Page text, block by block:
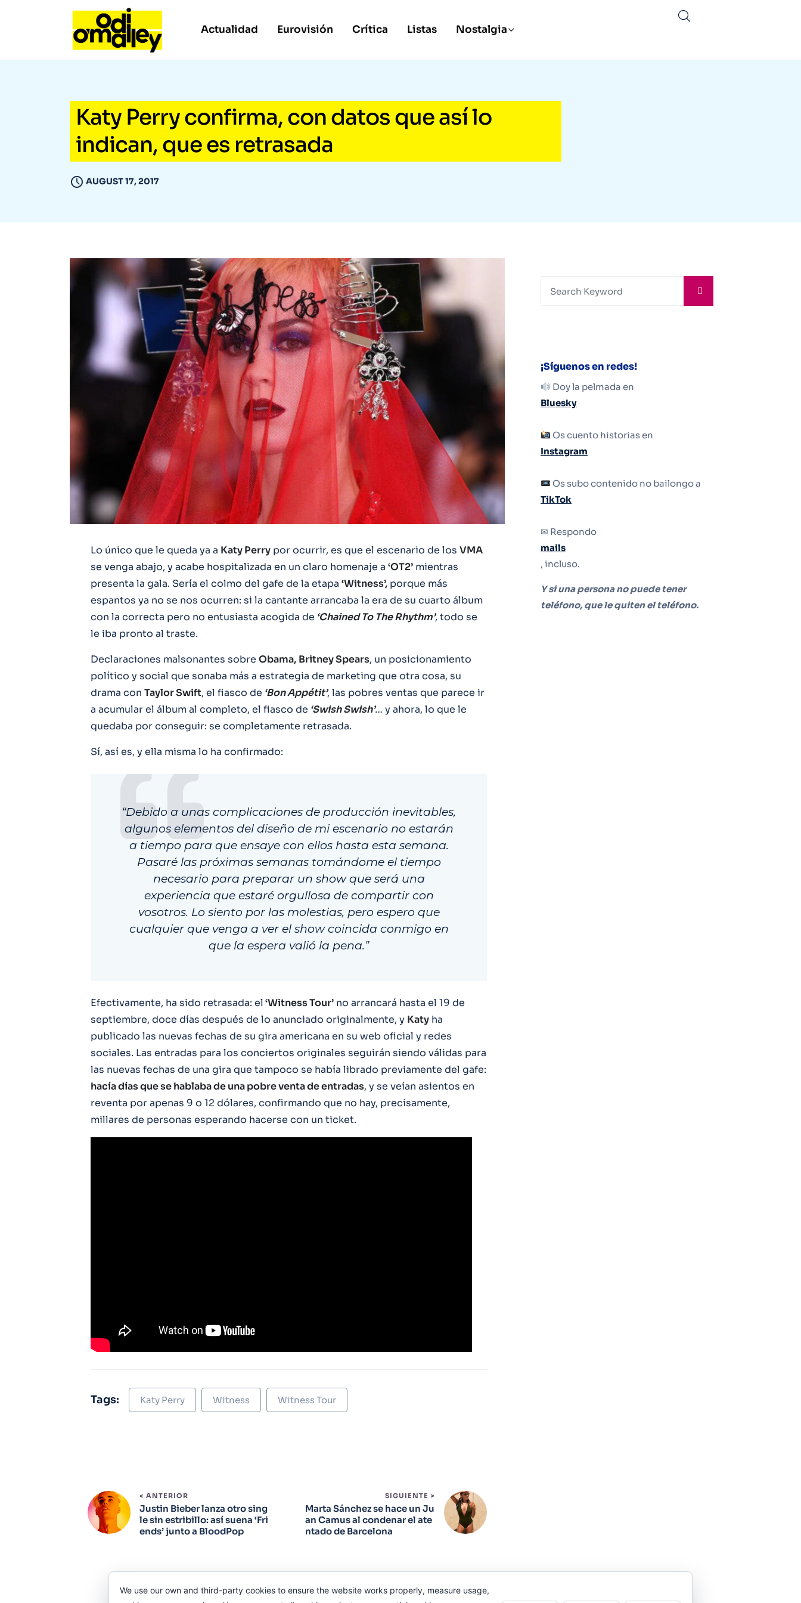
Actualidad Eurovisión Crítica Listas Nostalgia
Katy Perry confirma, con datos que así lo
indican, que es retrasada
AUGUST 17, 2017
Lo único que le queda ya a Katy Perry por ocurrir, es que el escenario de los VMA
se venga abajo, y acabe hospitalizada en un claro homenaje a ‘OT2’ mientras
presenta la gala. Sería el colmo del gafe de la etapa ‘Witness’, porque más
espantos ya no se nos ocurren: si la cantante arrancaba la era de su cuarto álbum
con la correcta pero no entusiasta acogida de ‘Chained To The Rhythm’, todo se
le iba pronto al traste.
Declaraciones malsonantes sobre Obama, Britney Spears, un posicionamiento
político y social que sonaba más a estrategia de marketing que otra cosa, su
drama con Taylor Swift, el fiasco de ‘Bon Appétit’, las pobres ventas que parece ir
a acumular el álbum al completo, el fiasco de ‘Swish Swish’… y ahora, lo que le
quedaba por conseguir: se completamente retrasada.
Sí, así es, y ella misma lo ha confirmado:
“Debido a unas complicaciones de producción inevitables,
algunos elementos del diseño de mi escenario no estarán
a tiempo para que ensaye con ellos hasta esta semana.
Pasaré las próximas semanas tomándome el tiempo
necesario para preparar un show que será una
experiencia que estaré orgullosa de compartir con
vosotros. Lo siento por las molestias, pero espero que
cualquier que venga a ver el show coincida conmigo en
que la espera valió la pena.”
Efectivamente, ha sido retrasada: el‘Witness Tour’ no arrancará hasta el 19 de
septiembre, doce días después de lo anunciado originalmente, y Katy ha
publicado las nuevas fechas de su gira americana en su web oficial y redes
sociales. Las entradas para los conciertos originales seguirán siendo válidas para
las nuevas fechas de una gira que tampoco se había librado previamente del gafe:
hacía días que se hablaba de una pobre venta de entradas, y se veían asientos en
reventa por apenas 9 o 12 dólares, confirmando que no hay, precisamente,
millares de personas esperando hacerse con un ticket.
Tags: Katy Perry Witness Witness Tour
< ANTERIOR
Justin Bieber lanza otro sing
le sin estribillo: así suena ‘Fri
ends’ junto a BloodPop
SIGUIENTE >
Marta Sánchez se hace un Ju
an Camus al condenar el ate
ntado de Barcelona
¡Síguenos en redes!
Doy la pelmada en
Bluesky
Os cuento historias en
Instagram
Os subo contenido no bailongo a
TikTok
✉ Respondo
mails
, incluso.
Y si una persona no puede tener
teléfono, que le quiten el teléfono.
We use our own and third-party cookies to ensure the website works properly, measure usage,